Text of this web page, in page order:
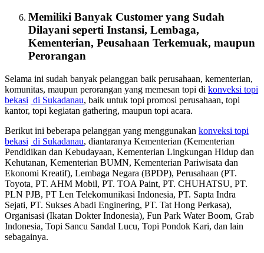
Memiliki Banyak Customer yang Sudah
Dilayani seperti Instansi, Lembaga,
Kementerian, Peusahaan Terkemuak, maupun
Perorangan
Selama ini sudah banyak pelanggan baik perusahaan, kementerian,
komunitas, maupun perorangan yang memesan topi di konveksi topi
bekasi di Sukadanau, baik untuk topi promosi perusahaan, topi
kantor, topi kegiatan gathering, maupun topi acara.
Berikut ini beberapa pelanggan yang menggunakan konveksi topi
bekasi di Sukadanau, diantaranya Kementerian (Kementerian
Pendidikan dan Kebudayaan, Kementerian Lingkungan Hidup dan
Kehutanan, Kementerian BUMN, Kementerian Pariwisata dan
Ekonomi Kreatif), Lembaga Negara (BPDP), Perusahaan (PT.
Toyota, PT. AHM Mobil, PT. TOA Paint, PT. CHUHATSU, PT.
PLN PJB, PT Len Telekomunikasi Indonesia, PT. Sapta Indra
Sejati, PT. Sukses Abadi Enginering, PT. Tat Hong Perkasa),
Organisasi (Ikatan Dokter Indonesia), Fun Park Water Boom, Grab
Indonesia, Topi Sancu Sandal Lucu, Topi Pondok Kari, dan lain
sebagainya.